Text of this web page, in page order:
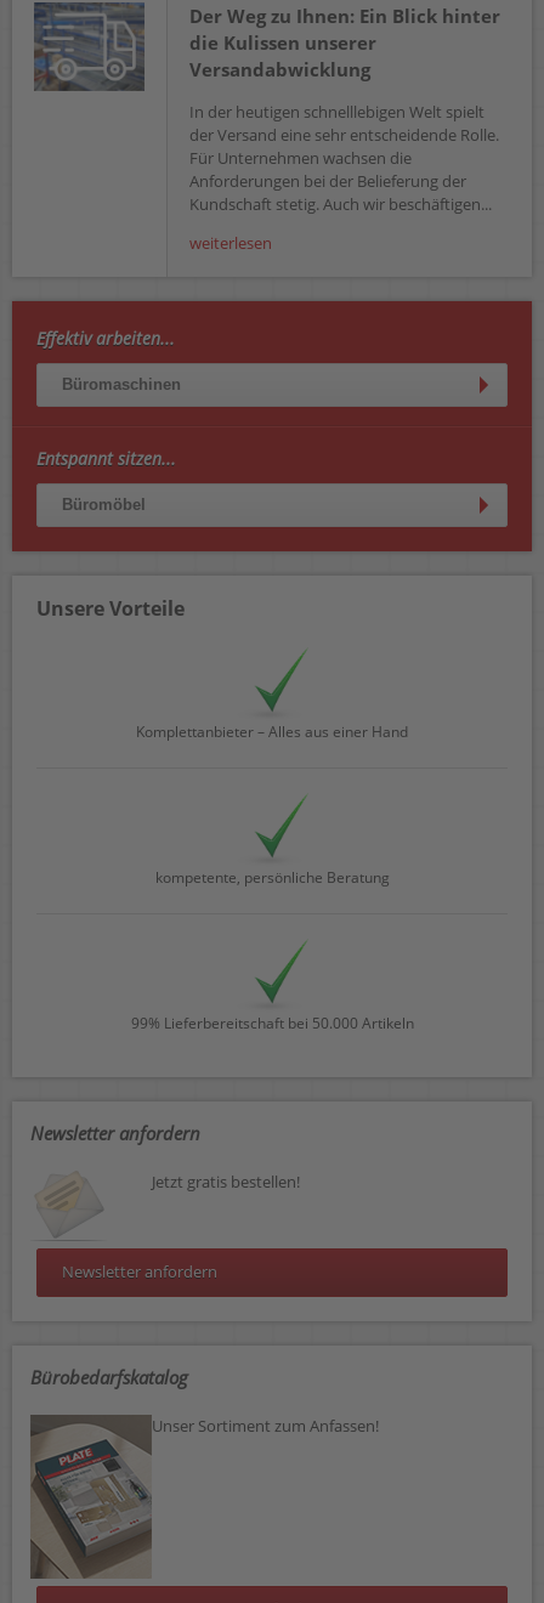
Der Weg zu Ihnen: Ein Blick hinter
die Kulissen unserer
Versandabwicklung
In der heutigen schnelllebigen Welt spielt
der Versand eine sehr entscheidende Rolle.
Für Unternehmen wachsen die
Anforderungen bei der Belieferung der
Kundschaft stetig. Auch wir beschäftigen...
weiterlesen
Effektiv arbeiten...
Büromaschinen
Entspannt sitzen...
Büromöbel
Unsere Vorteile
Komplettanbieter – Alles aus einer Hand
kompetente, persönliche Beratung
99% Lieferbereitschaft bei 50.000 Artikeln
Newsletter anfordern
Jetzt gratis bestellen!
Newsletter anfordern
Bürobedarfskatalog
Unser Sortiment zum Anfassen!